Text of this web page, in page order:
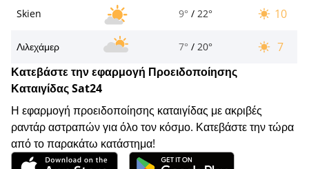
Skien 9° / 22° 10
Λιλεχάμερ 7° / 20°
7
Κατεβάστε την εφαρμογή Προειδοποίησης
Καταιγίδας Sat24
Η εφαρμογή προειδοποίησης καταιγίδας με ακριβές
ραντάρ αστραπών για όλο τον κόσμο. Κατεβάστε την τώρα
από το παρακάτω κατάστημα!